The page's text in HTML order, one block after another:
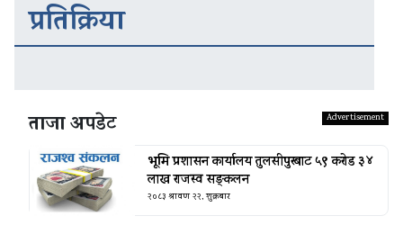
प्रतिक्रिया
ताजा अपडेट
भूमि प्रशासन कार्यालय तुलसीपुरबाट ५९ करोड ३४
लाख राजस्व सङ्कलन
२०८३ श्रावण २२, शुक्रबार